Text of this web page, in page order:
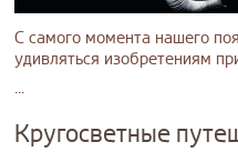
С самого момента нашего
удивляться изобретениям
...
Кругосветные